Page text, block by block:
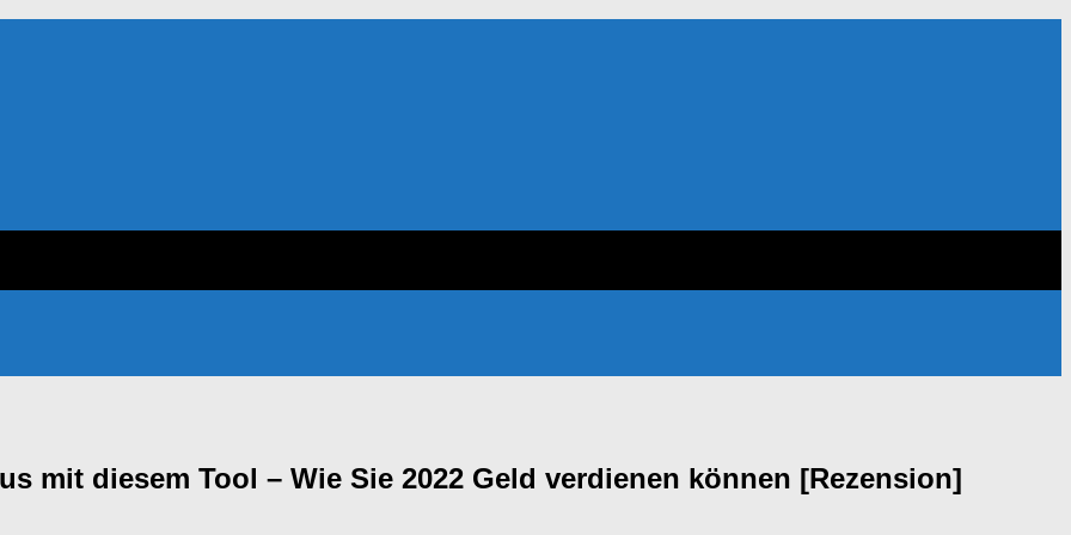
mit diesem Tool – Wie Sie 2022 Geld verdienen können [Rezension]